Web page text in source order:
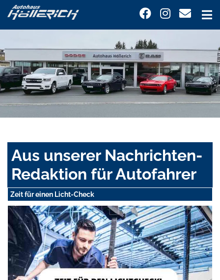
Aus unserer Nachrichten-
Redaktion für Autofahrer
Zeit für einen Licht-Check